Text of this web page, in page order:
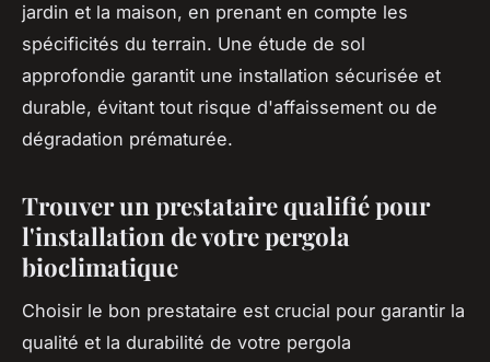
jardin et la maison, en prenant en compte les
spécificités du terrain. Une étude de sol
approfondie garantit une installation sécurisée et
durable, évitant tout risque d'affaissement ou de
dégradation prématurée.
Trouver un prestataire qualifié pour
l'installation de votre pergola
bioclimatique
Choisir le bon prestataire est crucial pour garantir la
qualité et la durabilité de votre pergola